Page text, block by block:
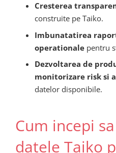
Cresterea
construite pe Taiko.
Imbunatatirea
operationalepentru
Dezvoltarea de
monitorizare risk si
datelor disponibile.
Cum incepi
datele Taiko